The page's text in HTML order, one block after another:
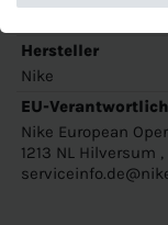
Hersteller
Nike
EU-
Nike European
1213 NL Hilversum